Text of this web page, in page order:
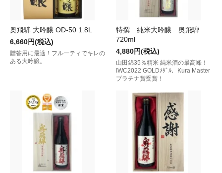
奥飛騨 大吟醸 OD-50 1.8L
6,660円(税込)
贈答用に最適！フルーティでキレの
ある大吟醸。
特撰 純米大吟醸 奥飛騨
720ml
4,880円(税込)
山田錦35％精米 純米酒の最高峰！
IWC2022 GOLDﾒﾀﾞﾙ、Kura Master
プラチナ賞受賞！